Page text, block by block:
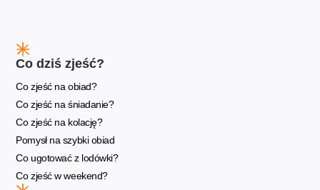
Co dziś zjeść?
Co zjeść na obiad?
Co zjeść na śniadanie?
Co zjeść na kolację?
Pomysł na szybki obiad
Co ugotować z lodówki?
Co zjeść w weekend?